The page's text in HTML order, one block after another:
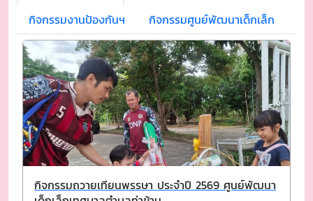
กิจกรรมงานป้องกันฯ
กิจกรรมศูนย์พัฒนาเด็กเล็ก
กิจกรรมถวายเทียนพรรษา ประจำปี 2569 ศูนย์พัฒนา